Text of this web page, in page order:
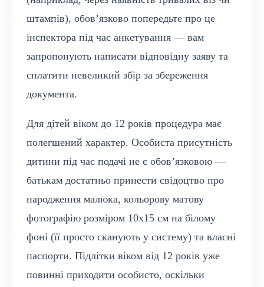
штампів), обов’язково попередьте про це
інспектора під час анкетування — вам
запропонують написати відповідну заяву та
сплатити невеликий збір за збереження
документа.
Для дітей віком до 12 років процедура має
полегшений характер. Особиста присутність
дитини під час подачі не є обов’язковою —
батькам достатньо принести свідоцтво про
народження малюка, кольорову матову
фотографію розміром 10х15 см на білому
фоні (її просто сканують у систему) та власні
паспорти. Підлітки віком від 12 років уже
повинні приходити особисто, оскільки